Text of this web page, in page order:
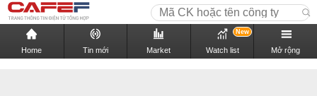
Home Tin mới Market Watch list
New
Mở rộng